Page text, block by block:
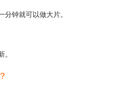
分钟就可以做大片。
。